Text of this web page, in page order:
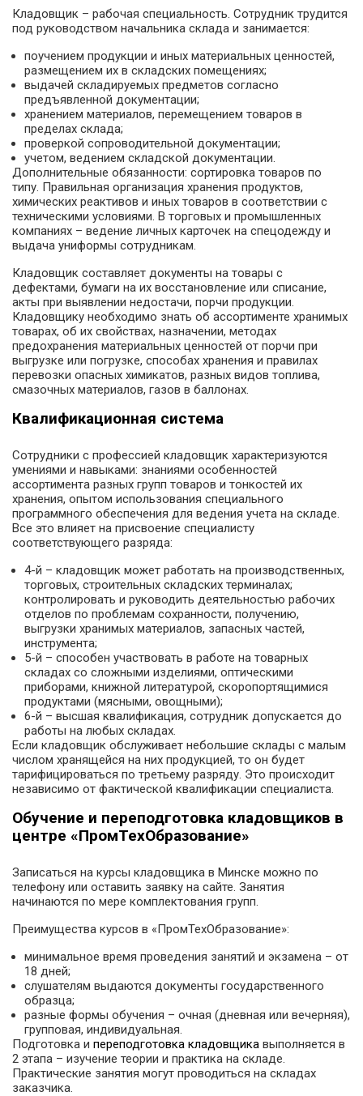
Кладовщик – рабочая специальность. Сотрудник трудится
под руководством начальника склада и занимается:
поучением продукции и иных материальных ценностей,
размещением их в складских помещениях;
выдачей складируемых предметов согласно
предъявленной документации;
хранением материалов, перемещением товаров в
пределах склада;
проверкой сопроводительной документации;
учетом, ведением складской документации.
Дополнительные обязанности: сортировка товаров по
типу. Правильная организация хранения продуктов,
химических реактивов и иных товаров в соответствии с
техническими условиями. В торговых и промышленных
компаниях – ведение личных карточек на спецодежду и
выдача униформы сотрудникам.
Кладовщик составляет документы на товары с
дефектами, бумаги на их восстановление или списание,
акты при выявлении недостачи, порчи продукции.
Кладовщику необходимо знать об ассортименте хранимых
товарах, об их свойствах, назначении, методах
предохранения материальных ценностей от порчи при
выгрузке или погрузке, способах хранения и правилах
перевозки опасных химикатов, разных видов топлива,
смазочных материалов, газов в баллонах.
Квалификационная система
Сотрудники с профессией кладовщик характеризуются
умениями и навыками: знаниями особенностей
ассортимента разных групп товаров и тонкостей их
хранения, опытом использования специального
программного обеспечения для ведения учета на складе.
Все это влияет на присвоение специалисту
соответствующего разряда:
4-й – кладовщик может работать на производственных,
торговых, строительных складских терминалах;
контролировать и руководить деятельностью рабочих
отделов по проблемам сохранности, получению,
выгрузки хранимых материалов, запасных частей,
инструмента;
5-й – способен участвовать в работе на товарных
складах со сложными изделиями, оптическими
приборами, книжной литературой, скоропортящимися
продуктами (мясными, овощными);
6-й – высшая квалификация, сотрудник допускается до
работы на любых складах.
Если кладовщик обслуживает небольшие склады с малым
числом хранящейся на них продукцией, то он будет
тарифицироваться по третьему разряду. Это происходит
независимо от фактической квалификации специалиста.
Обучение и переподготовка кладовщиков в
центре «ПромТехОбразование»
Записаться на курсы кладовщика в Минске можно по
телефону или оставить заявку на сайте. Занятия
начинаются по мере комплектования групп.
Преимущества курсов в «ПромТехОбразование»:
минимальное время проведения занятий и экзамена – от
18 дней;
слушателям выдаются документы государственного
образца;
разные формы обучения – очная (дневная или вечерняя),
групповая, индивидуальная.
Подготовка и переподготовка кладовщика выполняется в
2 этапа – изучение теории и практика на складе.
Практические занятия могут проводиться на складах
заказчика.